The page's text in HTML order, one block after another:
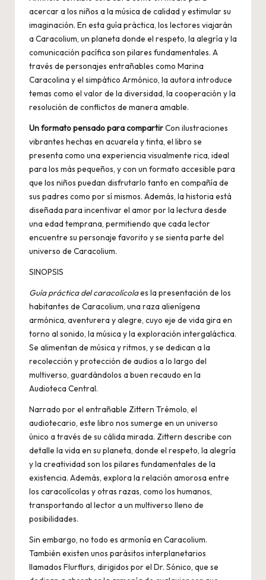
acercar a los niños a la música de calidad y estimular su
imaginación. En esta guía práctica, los lectores viajarán
a Caracolium, un planeta donde el respeto, la alegría y la
comunicación pacífica son pilares fundamentales. A
través de personajes entrañables como Marina
Caracolina y el simpático Armónico, la autora introduce
temas como el valor de la diversidad, la cooperación y la
resolución de conflictos de manera amable.
Un formato pensado para compartirCon ilustraciones
vibrantes hechas en acuarela y tinta, el libro se
presenta como una experiencia visualmente rica, ideal
para los más pequeños, y con un formato accesible para
que los niños puedan disfrutarlo tanto en compañía de
sus padres como por sí mismos. Además, la historia está
diseñada para incentivar el amor por la lectura desde
una edad temprana, permitiendo que cada lector
encuentre su personaje favorito y se sienta parte del
universo de Caracolium.
SINOPSIS
Guía práctica del caracolícolaes la presentación de los
habitantes de Caracolium, una raza alienígena
armónica, aventurera y alegre, cuyo eje de vida gira en
torno al sonido, la música y la exploración intergaláctica.
Se alimentan de música y ritmos, y se dedican a la
recolección y protección de audios a lo largo del
multiverso, guardándolos a buen recaudo en la
Audioteca Central.
Narrado por el entrañable Zittern Trémolo, el
audiotecario, este libro nos sumerge en un universo
único a través de su cálida mirada. Zittern describe con
detalle la vida en su planeta, donde el respeto, la alegría
y la creatividad son los pilares fundamentales de la
existencia. Además, explora la relación amorosa entre
los caracolícolas y otras razas, como los humanos,
transportando al lector a un multiverso lleno de
posibilidades.
Sin embargo, no todo es armonía en Caracolium.
También existen unos parásitos interplanetarios
llamados Flurflurs, dirigidos por el Dr. Sónico, que se